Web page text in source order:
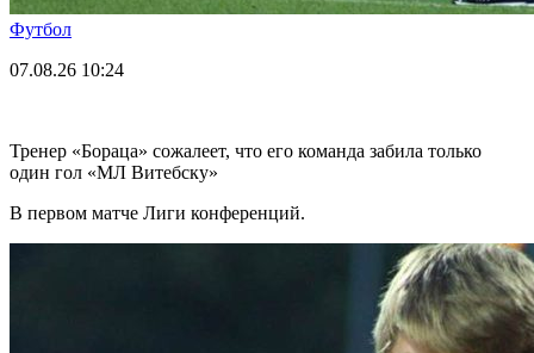
Футбол
07.08.26 10:24
Тренер «Бораца» сожалеет, что его команда забила только
один гол «МЛ Витебску»
В первом матче Лиги конференций.